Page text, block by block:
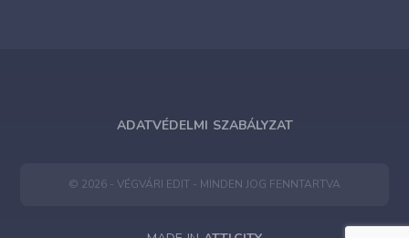
ADATVÉDELMI SZABÁLYZAT
© 2026 - VÉGVÁRI EDIT - MINDEN JOG FENNTARTVA